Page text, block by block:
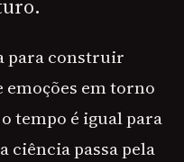
para construir
emoções em torno
tempo é igual para
ciência passa pela